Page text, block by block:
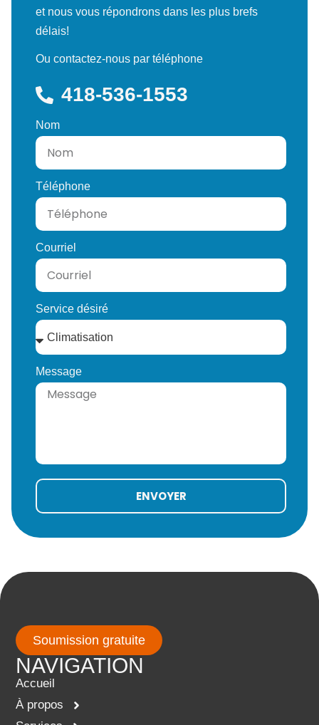
et nous vous répondrons dans les plus brefs
délais!
Ou contactez-nous par téléphone
418-536-1553
Nom
Téléphone
Courriel
Service désiré
Message
ENVOYER
Soumission gratuite
NAVIGATION
Accueil
À propos